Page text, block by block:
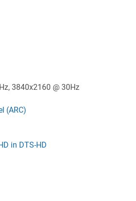
3840x2160 @ 30Hz
(ARC)
in DTS-HD